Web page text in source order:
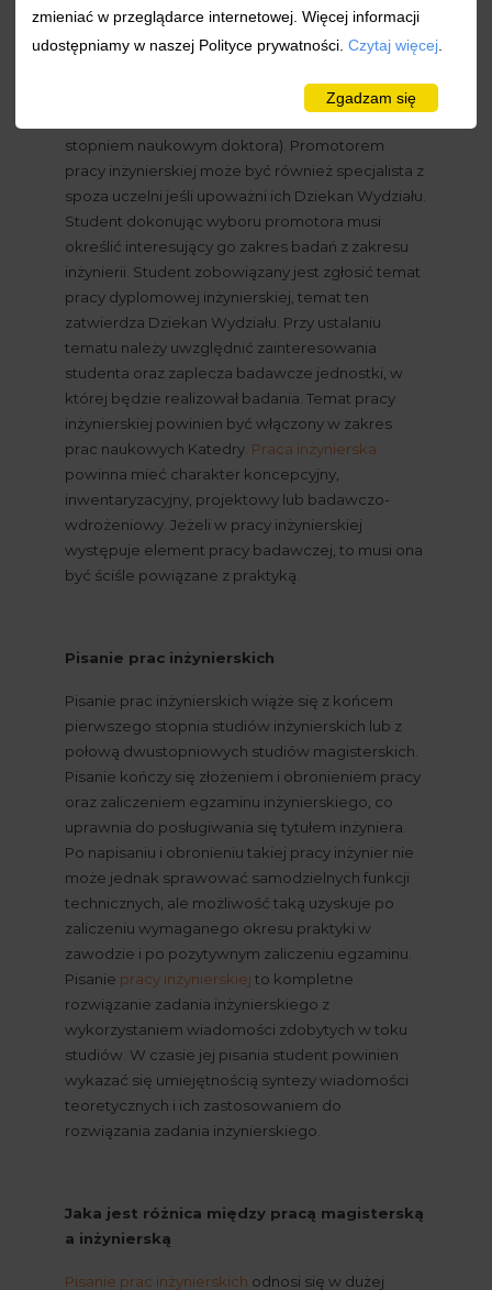
kierunkiem promotora będącego nauczycielem
stopniem naukowym doktora). Promotorem
pracy inżynierskiej może być również specjalista z
spoza uczelni jeśli upoważni ich Dziekan Wydziału.
Student dokonując wyboru promotora musi
określić interesujący go zakres badań z zakresu
inżynierii. Student zobowiązany jest zgłosić temat
pracy dyplomowej inżynierskiej, temat ten
zatwierdza Dziekan Wydziału. Przy ustalaniu
tematu należy uwzględnić zainteresowania
studenta oraz zaplecza badawcze jednostki, w
której będzie realizował badania. Temat pracy
inżynierskiej powinien być włączony w zakres
prac naukowych Katedry. Praca inżynierska
powinna mieć charakter koncepcyjny,
inwentaryzacyjny, projektowy lub badawczo-
wdrożeniowy. Jeżeli w pracy inżynierskiej
występuje element pracy badawczej, to musi ona
być ściśle powiązane z praktyką.
Pisanie prac inżynierskich
Pisanie prac inżynierskich wiąże się z końcem
pierwszego stopnia studiów inżynierskich lub z
połową dwustopniowych studiów magisterskich.
Pisanie kończy się złożeniem i obronieniem pracy
oraz zaliczeniem egzaminu inżynierskiego, co
uprawnia do posługiwania się tytułem inżyniera.
Po napisaniu i obronieniu takiej pracy inżynier nie
może jednak sprawować samodzielnych funkcji
technicznych, ale możliwość taką uzyskuje po
zaliczeniu wymaganego okresu praktyki w
zawodzie i po pozytywnym zaliczeniu egzaminu.
Pisanie pracy inżynierskiej to kompletne
rozwiązanie zadania inżynierskiego z
wykorzystaniem wiadomości zdobytych w toku
studiów. W czasie jej pisania student powinien
wykazać się umiejętnością syntezy wiadomości
teoretycznych i ich zastosowaniem do
rozwiązania zadania inżynierskiego.
Jaka jest różnica między pracą magisterską
a inżynierską
Pisanie prac inżynierskich odnosi się w dużej
zmieniać w przeglądarce internetowej. Więcej informacji
udostępniamy w naszej Polityce prywatności. Czytaj więcej
Zgadzam się